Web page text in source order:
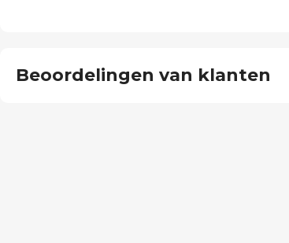
Beoordelingen van klanten